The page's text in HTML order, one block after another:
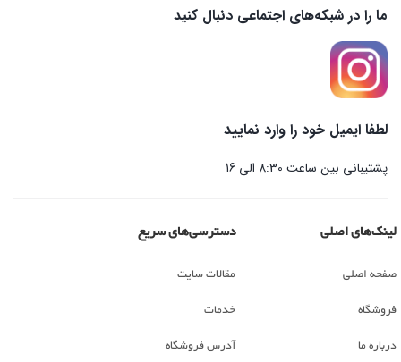
ما را در شبکه‌های اجتماعی دنبال کنید
لطفا ایمیل خود را وارد نمایید
پشتیبانی بین ساعت 8:30 الی 16
لینک‌های اصلی
صفحه اصلی
فروشگاه
درباره ما
دسترسی‌های سریع
مقالات سایت
خدمات
آدرس فروشگاه